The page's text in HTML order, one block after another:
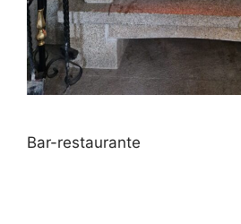
Bar-restaurante